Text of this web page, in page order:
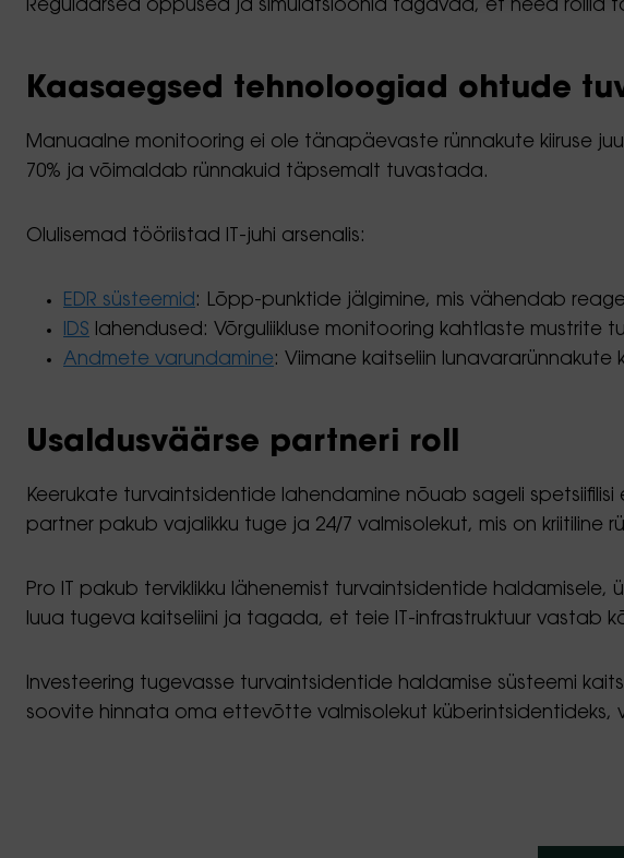
Regulaarsed õppused ja simulatsioonid tagavad, et need rollid
Kaasaegsed tehnoloogiad ohtude
Manuaalne monitooring ei ole tänapäevaste rünnakute kiiruse
70% ja võimaldab rünnakuid täpsemalt tuvastada.
Olulisemad tööriistad IT-juhi arsenalis:
EDR süsteemid : Lõpp-punktide jälgimine, mis vähendab
IDS lahendused: Võrguliikluse monitooring kahtlaste mustrite
Andmete varundamine: Viimane kaitseliin
Usaldusväärse partneri roll
Keerukate turvaintsidentide lahendamine nõuab sageli
partner pakub vajalikku tuge ja 24/7 valmisolekut, mis on kriitiline
Pro IT pakub terviklikku lähenemist turvaintsidentide
luua tugeva kaitseliini ja tagada, et teie IT-infrastruktuur vastab
Investeering tugevasse turvaintsidentide haldamise süsteemi
soovite hinnata oma ettevõtte valmisolekut